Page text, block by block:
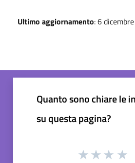
Ultimo aggiornamento: 6
Quanto sono chiare le
su questa pagina?